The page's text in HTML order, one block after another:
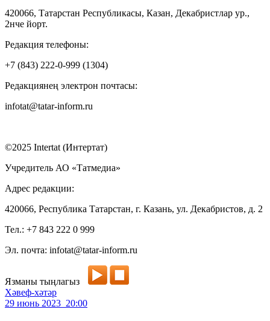
420066, Татарстан Республикасы, Казан, Декабристлар ур.,
2нче йорт.
Редакция телефоны:
+7 (843) 222-0-999 (1304)
Редакциянең электрон почтасы:
infotat@tatar-inform.ru
©2025 Intertat (Интертат)
Учредитель АО «Татмедиа»
Адрес редакции:
420066, Республика Татарстан, г. Казань, ул. Декабристов, д. 2
Тел.: +7 843 222 0 999
Эл. почта: infotat@tatar-inform.ru
Язманы тыңлагыз
Хәвеф-хәтәр
29 июнь 2023 20:00